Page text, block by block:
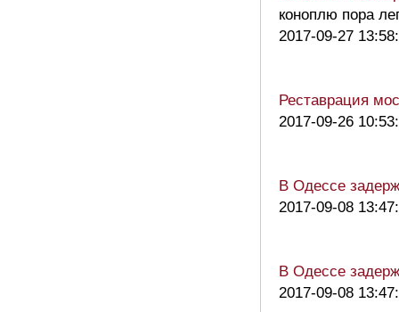
коноплю пора
2017-09-27
Реставрация
2017-09-26
В Одессе
2017-09-08
В Одессе
2017-09-08